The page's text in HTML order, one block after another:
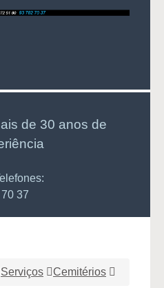
de 30 anos de
37
Serviços Cemitérios